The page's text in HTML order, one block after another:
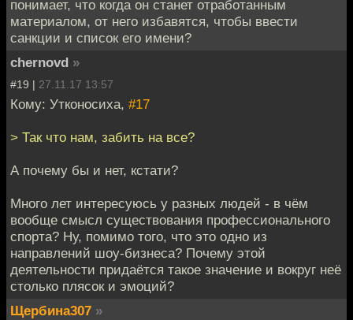
понимает, что когда он станет отработанным
материалом, от него избавятся, чтобы ввести
санкции и список его имени?
chernovd »
#19 | 27.11.17 13:57
Кому: Утконосиха, #17
> Так что нам, забить на все?
А почему бы и нет, кстати?
Много лет интересуюсь у разных людей - в чём
вообще смысл существования профессионального
спорта? Ну, помимо того, что это одно из
направлений шоу-бизнеса? Почему этой
деятельности придаётся такое значение и вокруг неё
столько плясок и эмоций?
Щербина307 »